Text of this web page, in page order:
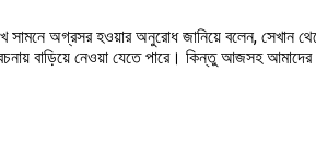
অগ্রসর হওয়ার অনুরোধ জানিয়ে বলেন, সেখান
নেওয়া যেতে পারে। কিন্তু আজসহ আমাদের